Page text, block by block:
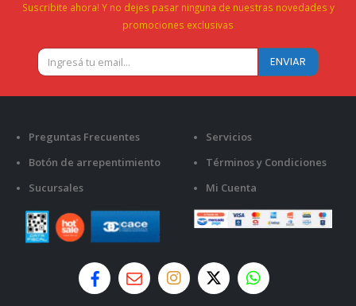
Suscribite ahora! Y no dejes pasar ninguna de nuestras novedades y
promociones exclusivas
Preguntas Frecuentes
Botón de arrepentimiento
Sucursales
Servicios
Términos y Condiciones
Mi Cuenta